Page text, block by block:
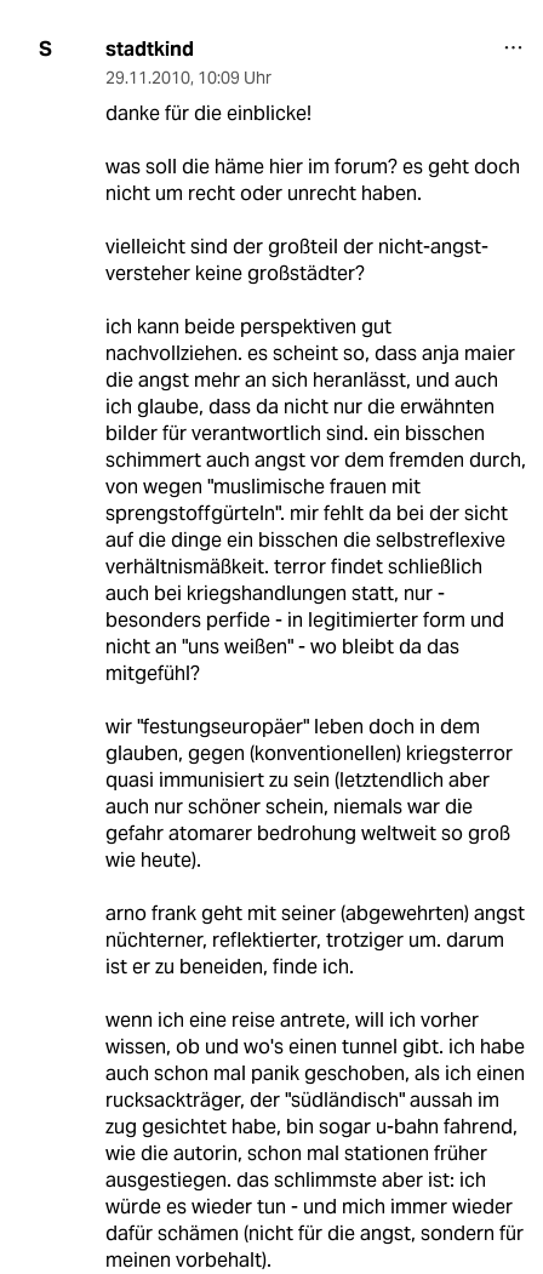
S stadtkind
29.11.2010, 10:09 Uhr
danke für die einblicke!
was soll die häme hier im forum? es geht doch
nicht um recht oder unrecht haben.
vielleicht sind der großteil der nicht-angst-
versteher keine großstädter?
ich kann beide perspektiven gut
nachvollziehen. es scheint so, dass anja maier
die angst mehr an sich heranlässt, und auch
ich glaube, dass da nicht nur die erwähnten
bilder für verantwortlich sind. ein bisschen
schimmert auch angst vor dem fremden durch,
von wegen "muslimische frauen mit
sprengstoffgürteln". mir fehlt da bei der sicht
auf die dinge ein bisschen die selbstreflexive
verhältnismäßkeit. terror findet schließlich
auch bei kriegshandlungen statt, nur -
besonders perfide - in legitimierter form und
nicht an "uns weißen" - wo bleibt da das
mitgefühl?
wir "festungseuropäer" leben doch in dem
glauben, gegen (konventionellen) kriegsterror
quasi immunisiert zu sein (letztendlich aber
auch nur schöner schein, niemals war die
gefahr atomarer bedrohung weltweit so groß
wie heute).
arno frank geht mit seiner (abgewehrten) angst
nüchterner, reflektierter, trotziger um. darum
ist er zu beneiden, finde ich.
wenn ich eine reise antrete, will ich vorher
wissen, ob und wo's einen tunnel gibt. ich habe
auch schon mal panik geschoben, als ich einen
rucksackträger, der "südländisch" aussah im
zug gesichtet habe, bin sogar u-bahn fahrend,
wie die autorin, schon mal stationen früher
ausgestiegen. das schlimmste aber ist: ich
würde es wieder tun - und mich immer wieder
dafür schämen (nicht für die angst, sondern für
meinen vorbehalt).